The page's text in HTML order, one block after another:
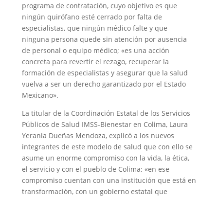
programa de contratación, cuyo objetivo es que
ningún quirófano esté cerrado por falta de
especialistas, que ningún médico falte y que
ninguna persona quede sin atención por ausencia
de personal o equipo médico; «es una acción
concreta para revertir el rezago, recuperar la
formación de especialistas y asegurar que la salud
vuelva a ser un derecho garantizado por el Estado
Mexicano».
La titular de la Coordinación Estatal de los Servicios
Públicos de Salud IMSS-Bienestar en Colima, Laura
Yerania Dueñas Mendoza, explicó a los nuevos
integrantes de este modelo de salud que con ello se
asume un enorme compromiso con la vida, la ética,
el servicio y con el pueblo de Colima; «en ese
compromiso cuentan con una institución que está en
transformación, con un gobierno estatal que